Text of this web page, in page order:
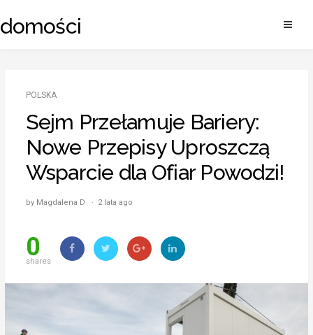
to
POLSKA
Sejm Przełamuje Bariery:
Nowe Przepisy Uproszczą
Wsparcie dla Ofiar Powodzi!
by Magdalena D · 2 lata ago
0
shares